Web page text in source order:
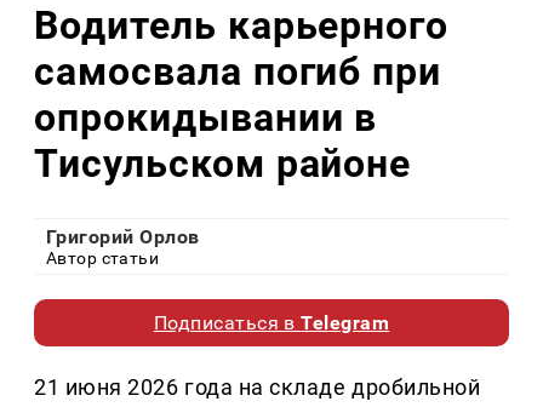
Водитель карьерного
самосвала погиб при
опрокидывании в
Тисульском районе
Григорий Орлов
Автор статьи
Подписаться вTelegram
21 июня 2026 года на складе дробильной